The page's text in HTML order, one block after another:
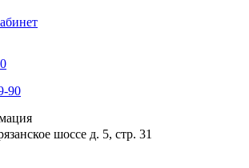
0
90
шоссе д. 5, стр. 31